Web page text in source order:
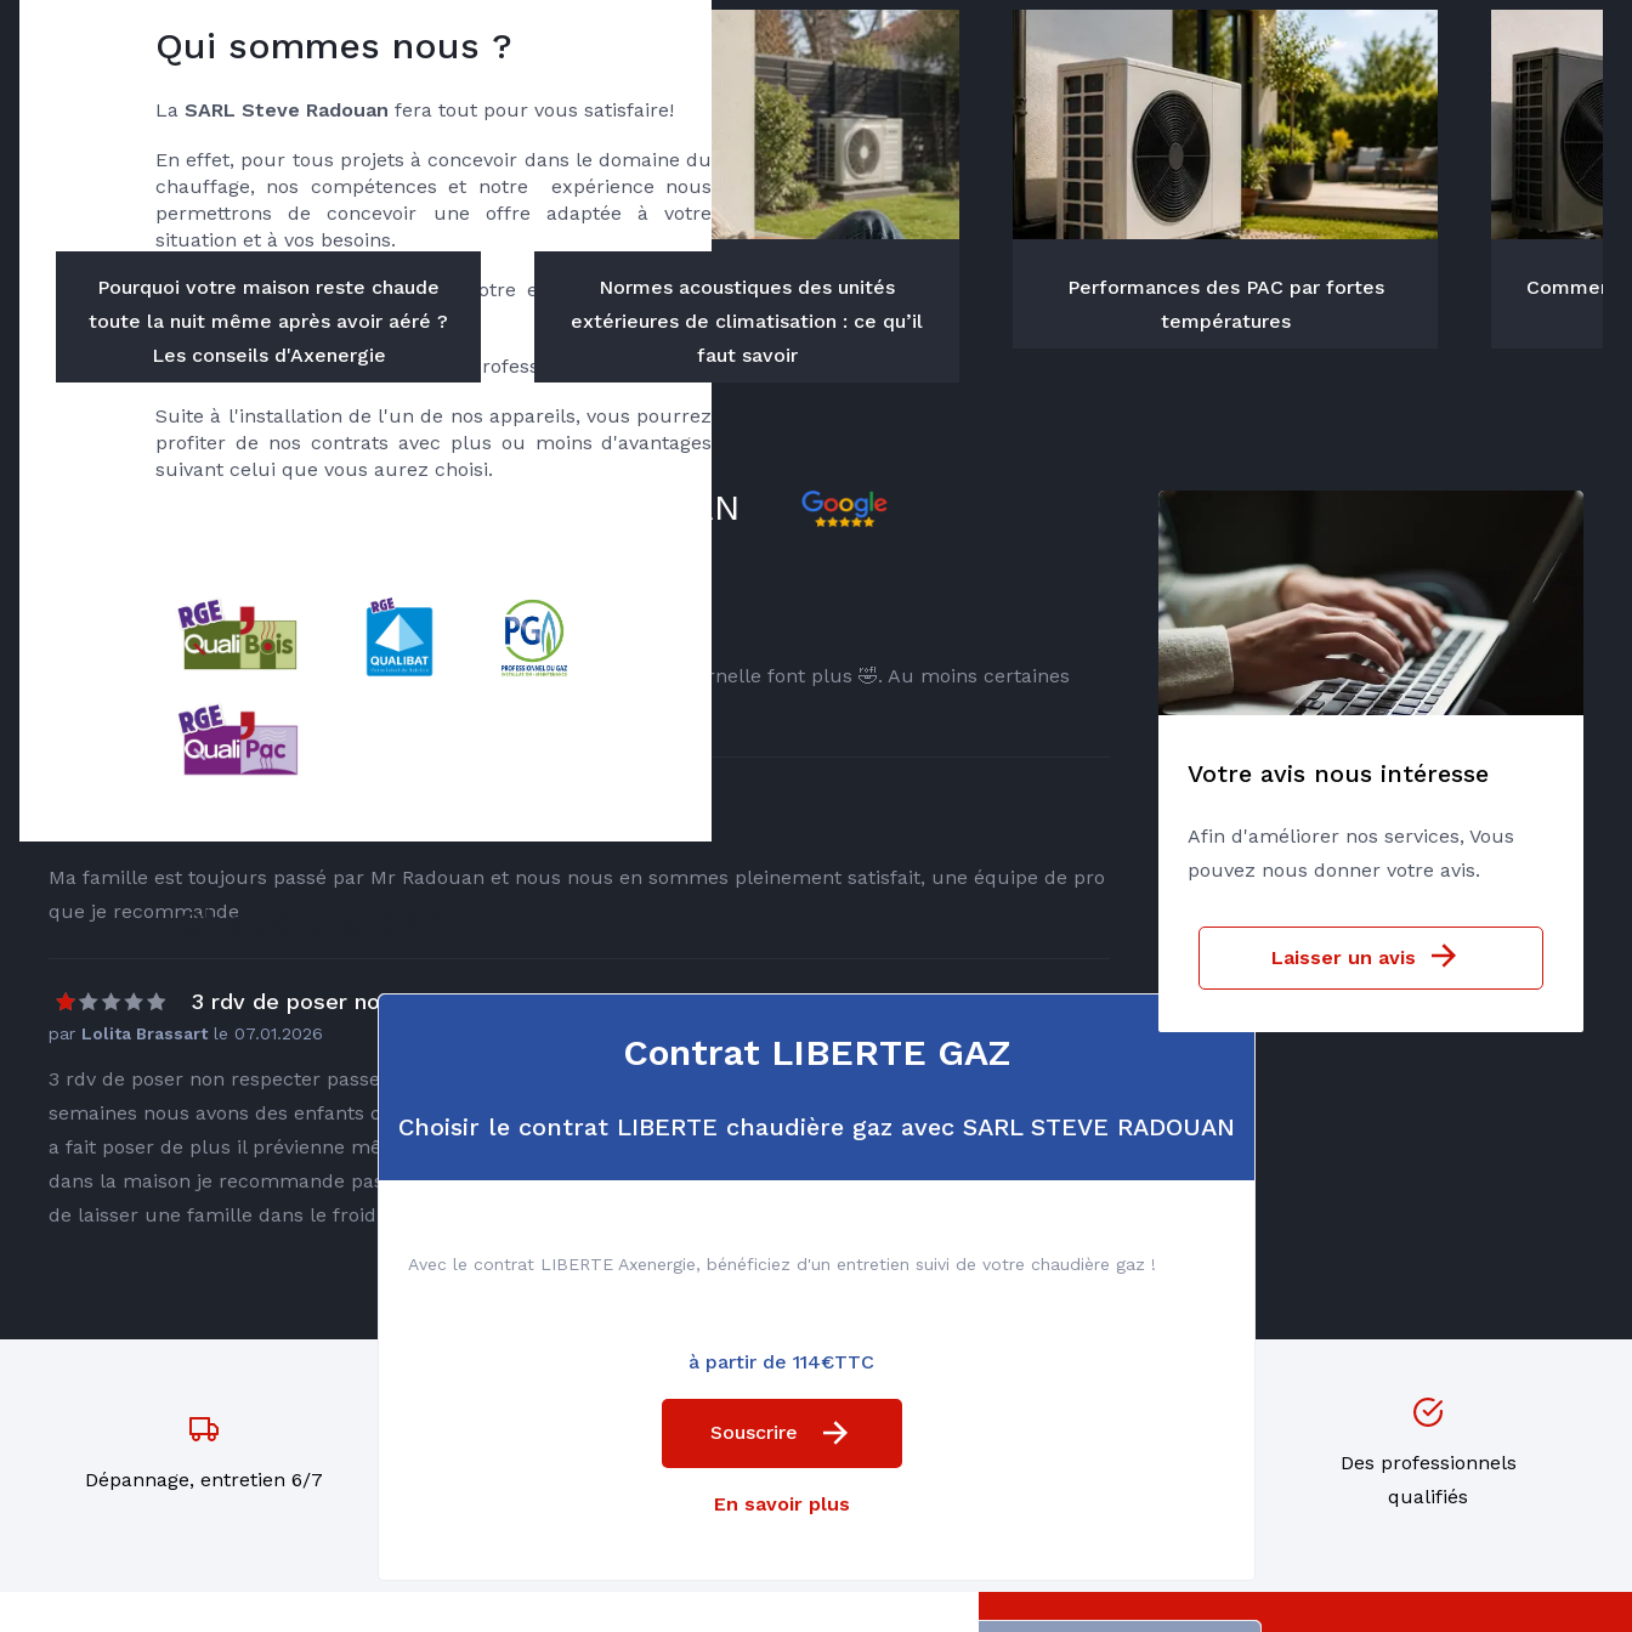
Qui sommes nous ?
La SARL Steve Radouan fera tout pour vous satisfaire!
En effet, pour tous projets à concevoir dans le domaine du
chauffage, nos compétences et notre  expérience nous
permettrons de concevoir une offre adaptée à votre
situation et à vos besoins.
Les valeurs fondamentales de notre entreprise sont les
suivantes :
rapidité, efficacité, propreté et le professionnalisme.
Suite à l'installation de l'un de nos appareils, vous pourrez
profiter de nos contrats avec plus ou moins d'avantages
suivant celui que vous aurez choisi.
Chaudière GAZ
Contrat LIBERTE GAZ
Choisir le contrat LIBERTE chaudière gaz avec SARL STEVE RADOUAN
Avec le contrat LIBERTE Axenergie, bénéficiez d'un entretien suivi de votre chaudière gaz !
à partir de 114€TTC
Souscrire
En savoir plus
Pourquoi votre maison reste chaude
toute la nuit même après avoir aéré ?
Les conseils d'Axenergie
Normes acoustiques des unités
extérieures de climatisation : ce qu’il
faut savoir
Performances des PAC par fortes
températures
Comment
Avis clients sur SARL STEVE RADOUAN
5 étoiles mais franchement les horaires 🤣...
David Vincentile 13.05.2026
5 étoiles mais franchement les horaires 🤣 même les enfants en maternelle font plus 🤣. Au moins certaines
personnes sont pas dans un besoin d argent 🤟
Ma famille est toujours passé par Mr Radouan et nous nous en sommes pleinement satisfait, une équipe de pro
que je recommande
3 rdv de poser non respecter passer la...
par Lolita Brassart le 07.01.2026
3 rdv de poser non respecter passer la journée à les attendre nous avons 12 degrés dans la maison depuis 3
semaines nous avons des enfants depuis 1 ans nous sommes embêté avec le feu à Pellet que notre propriétaire
a fait poser de plus il prévienne même pas qu'il ne se déplace pas honteux il neige il gèle dehors on est glace
dans la maison je recommande pas du tout cette société ils neige sont pas sérieux du tout il s'en foute royale
de laisser une famille dans le froid comme sa !!!! 😡😡😡😡😡😡😡
Votre avis nous intéresse
Afin d'améliorer nos services, Vous
pouvez nous donner votre avis.
Laisser un avis
Dépannage, entretien 6/7
Installation et
Des professionnels
qualifiés